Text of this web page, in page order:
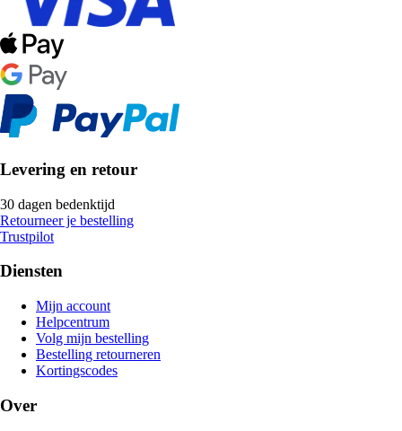
Levering en retour
30 dagen bedenktijd
Retourneer je bestelling
Trustpilot
Diensten
Mijn account
Helpcentrum
Volg mijn bestelling
Bestelling retourneren
Kortingscodes
Over